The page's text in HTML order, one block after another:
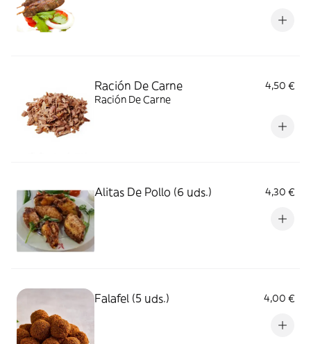
Ración De Carne
4,50 €
Ración De Carne
Alitas De Pollo (6 uds.) 4,30 €
Falafel (5 uds.) 4,00 €